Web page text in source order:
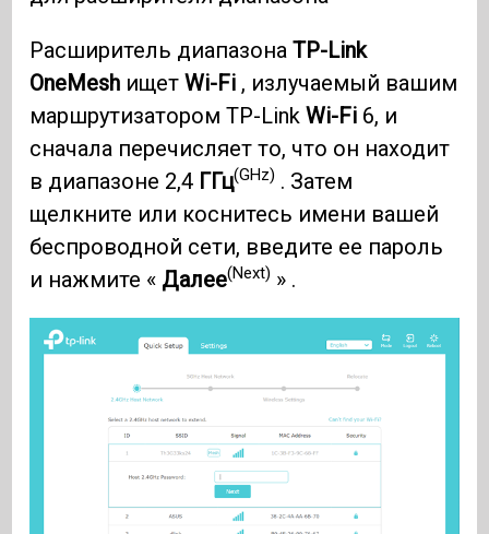
Расширитель диапазонаTP-Link
OneMesh ищетWi-Fi , излучаемый вашим
маршрутизатором TP-LinkWi-Fi 6, и
сначала перечисляет то, что он находит
в диапазоне 2,4 ГГц(GHz) . Затем
щелкните или коснитесь имени вашей
беспроводной сети, введите ее пароль
и нажмите « Далее(Next) » .